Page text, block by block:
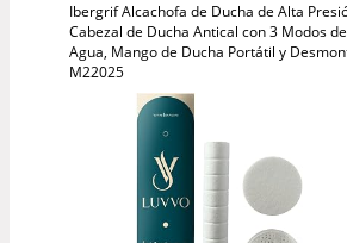
Ibergrif Alcachofa de Ducha de Alta
Cabezal de Ducha Antical con 3 Modos
Agua, Mango de Ducha Portátil y
M22025